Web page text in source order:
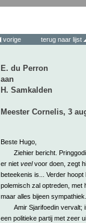
vorige terug naar lijst
E. du Perron
aan
H. Samkalden
Meester Cornelis, 3
Beste Hugo,
Ziehier bericht.
er niet veelvoor doen, zegt
beteekenis is... Verder
polemisch zal optreden, met
maar alles bijeen sympathiek.
Amir Sjarifoedin vervalt;
een politieke partij met zeer